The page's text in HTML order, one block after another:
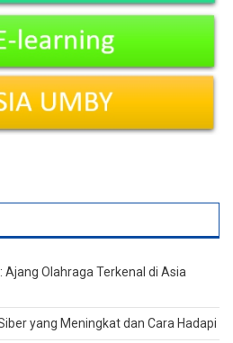
Ajang Olahraga Terkenal di Asia
yang Meningkat dan Cara Hadapi